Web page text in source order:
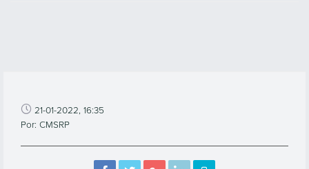
21-01-2022, 16:35
Por: CMSRP